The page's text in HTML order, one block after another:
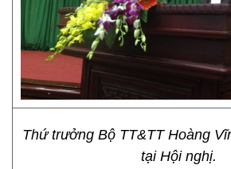
Thứ trưởng Bộ TT&TT Hoàng
tại Hội nghị.